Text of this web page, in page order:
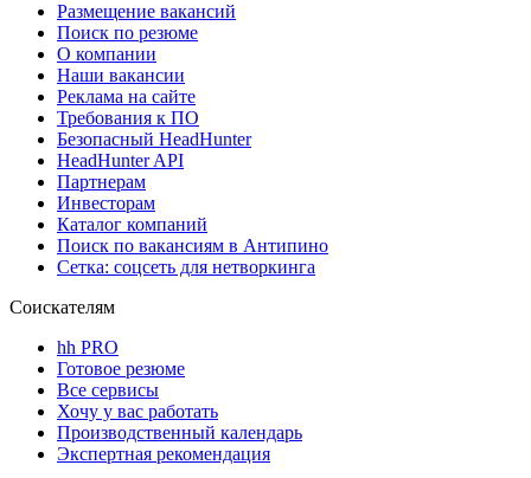
Размещение вакансий
Поиск по резюме
О компании
Наши вакансии
Реклама на сайте
Требования к ПО
Безопасный HeadHunter
HeadHunter API
Партнерам
Инвесторам
Каталог компаний
Поиск по вакансиям в Антипино
Сетка: соцсеть для нетворкинга
Соискателям
hh PRO
Готовое резюме
Все сервисы
Хочу у вас работать
Производственный календарь
Экспертная рекомендация